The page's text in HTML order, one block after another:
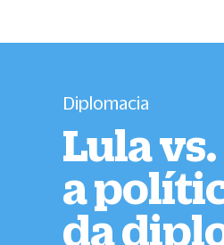
Diplomacia
Lula
a
da